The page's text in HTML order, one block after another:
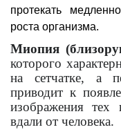
протекать
роста организма.
Миопия
которого
на сетчатке, а
приводит к
изображения тех
вдали от человека.